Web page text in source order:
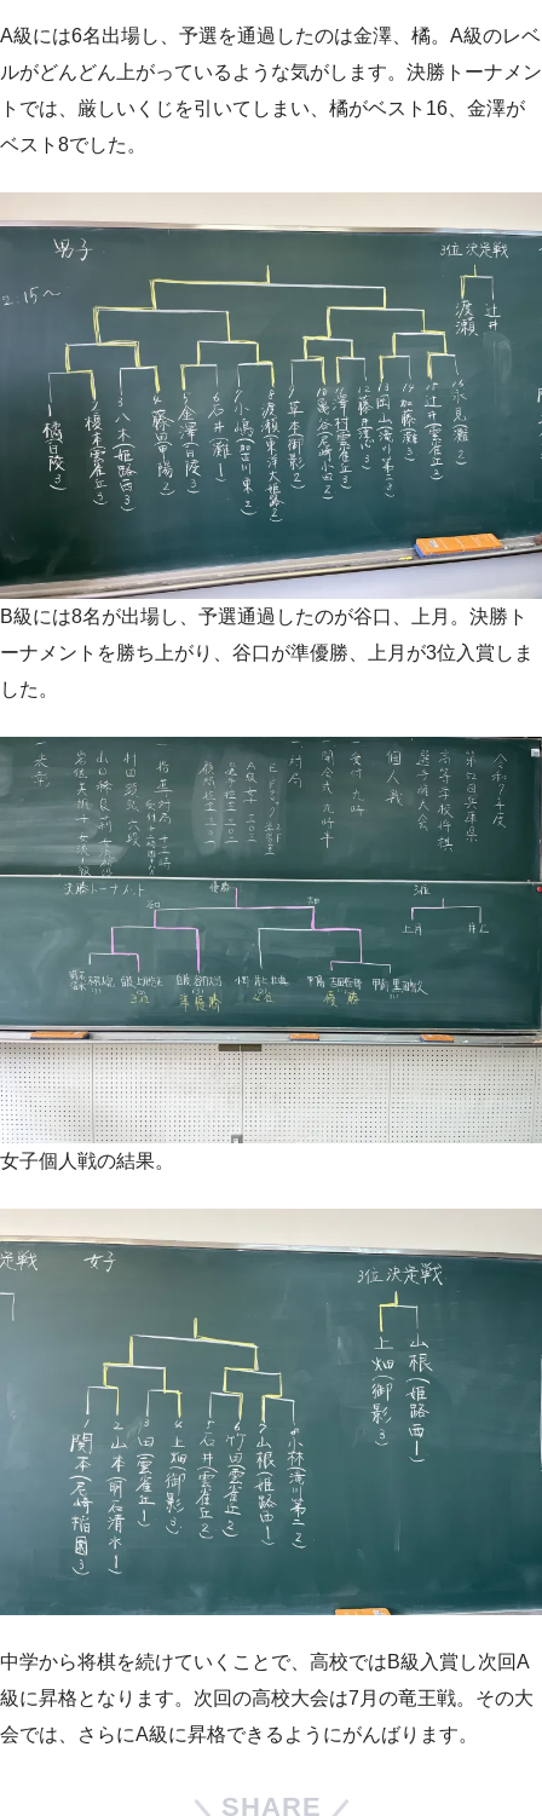
A級には6名出場し、予選を通過したのは金澤、橘。A級のレベ
ルがどんどん上がっているような気がします。決勝トーナメン
トでは、厳しいくじを引いてしまい、橘がベスト16、金澤が
ベスト8でした。
B級には8名が出場し、予選通過したのが谷口、上月。決勝ト
ーナメントを勝ち上がり、谷口が準優勝、上月が3位入賞しま
した。
女子個人戦の結果。
中学から将棋を続けていくことで、高校ではB級入賞し次回A
級に昇格となります。次回の高校大会は7月の竜王戦。その大
会では、さらにA級に昇格できるようにがんばります。
SHARE